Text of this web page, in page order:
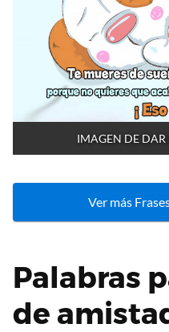
IMAGEN DE DAR
Ver más
Palabras
de